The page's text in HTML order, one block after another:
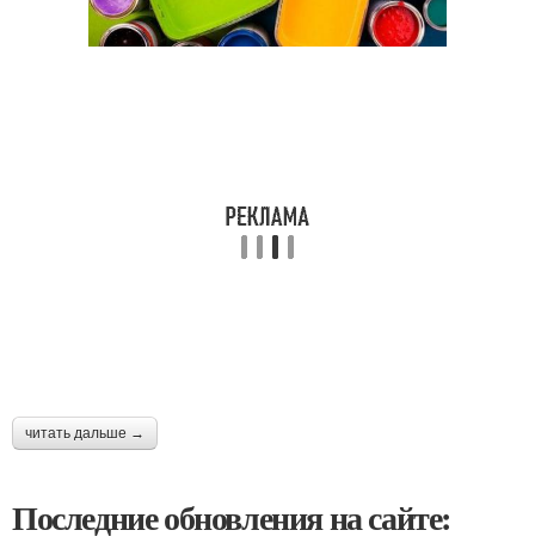
читать дальше →
Последние обновления на сайте: